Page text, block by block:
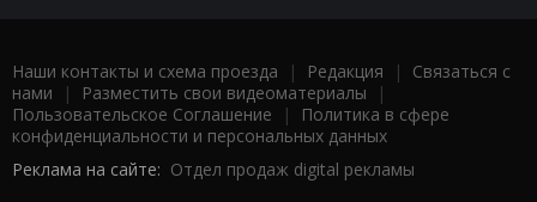
Наши контакты и схема проезда | Редакция | Связаться с
нами | Разместить свои видеоматериалы |
Пользовательское Соглашение |
Политика в сфере
конфиденциальности и персональных данных
Реклама на сайте: Отдел продаж digital рекламы